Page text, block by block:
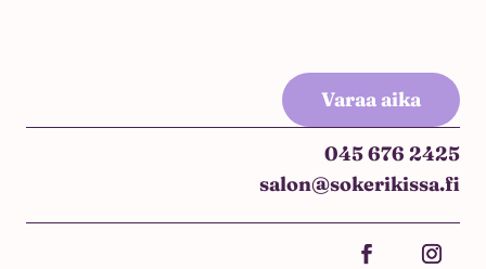
Varaa aika
045 676 2425
salon@sokerikissa.fi